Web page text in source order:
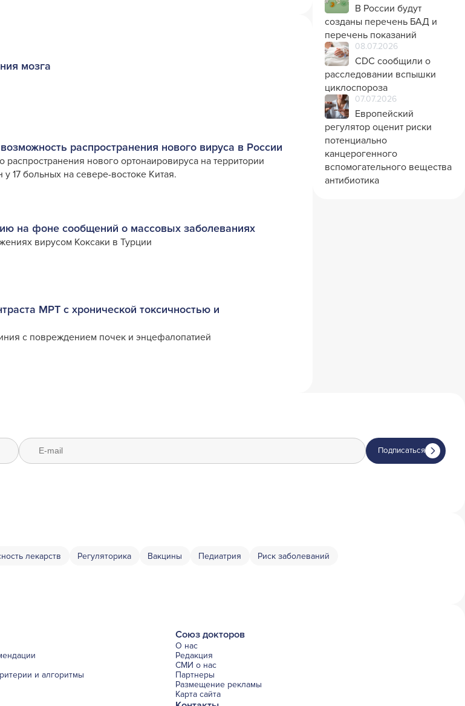
мозга
распространения нового вируса в России
нового ортонаировируса на территории
17 больных на севере-востоке Китая.
на фоне сообщений о массовых заболеваниях
вирусом Коксаки в Турции
МРТ с хронической токсичностью и
с повреждением почек и энцефалопатией
В России будут
созданы перечень БАД и
перечень показаний
08.07.2026
CDC сообщили о
расследовании вспышки
циклоспороза
07.07.2026
Европейский
регулятор оценит риски
потенциально
канцерогенного
вспомогательного вещества
антибиотика
Подписаться
лекарств Регуляторика Вакцины Педиатрия
Риск заболеваний
и алгоритмы
Союз докторов
О нас
Редакция
СМИ о нас
Партнеры
Размещение рекламы
Карта сайта